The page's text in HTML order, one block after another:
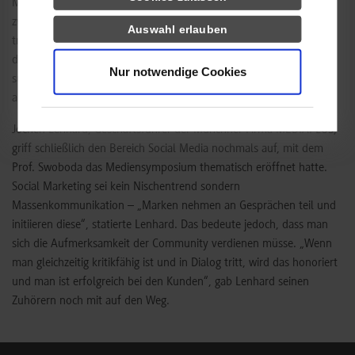
Auswahl erlauben
Nur notwendige Cookies
Mitte“ statt, so Adlwarth. Diese Marken, die das Preissegment
zwischen Premium- und Discountmarken besetzen, seien häufig
traditionsreich, regional und mittelständisch. Nach der Finanzkrise,
die sich nach und nach zur Vertrauenskrise ausgewachsen hatte,
suchten Konsumenten deshalb die Sicherheit der Traditionsmarken
aus dem mittleren Preissegment.
Jochen Lenhard, Geschäftsführer der Münchner Firma MEDIAPLUS,
griff schließlich den Bereich Social Media nochmals auf, mit dem
Prof. Swoboda das Mediensymposium thematisch eröffnet hatte.
Social Marketing sei kein Nischentrend sondern
Massenkommunikation – „Marken nehmen an Gesprächen teil und
initiieren diese“, statierte Lenhard. Das bedeute jedoch, dass man
sich die Aufmerksamkeit der Community verdienen müsse. „Wenn
man gleichzeitig kritikfähig ist und in Dialog tritt, wird das honoriert
und man ist erfolgreich bei den Kunden“, gab Lenhard seinen
Zuhörern noch mit auf den Weg.